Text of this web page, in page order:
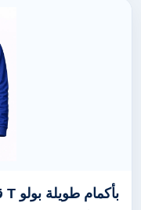
بأكمام طويلة بولو T قميص باللون الأزرق الملكي